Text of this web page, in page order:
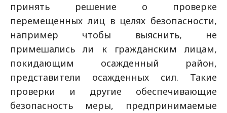
принять решение о проверке
перемещенных лиц в целях безопасности,
например чтобы выяснить, не
примешались ли к гражданским лицам,
покидающим осажденный район,
представители осажденных сил. Такие
проверки и другие обеспечивающие
безопасность меры, предпринимаемые